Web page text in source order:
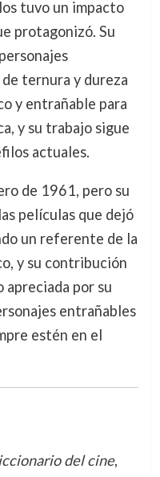
tuvo un impacto
protagonizó. Su
ternura y dureza
y entrañable para
y su trabajo sigue
actuales.
de 1961, pero su
películas que dejó
un referente de la
y su contribución
apreciada por su
entrañables
estén en el
del cine,